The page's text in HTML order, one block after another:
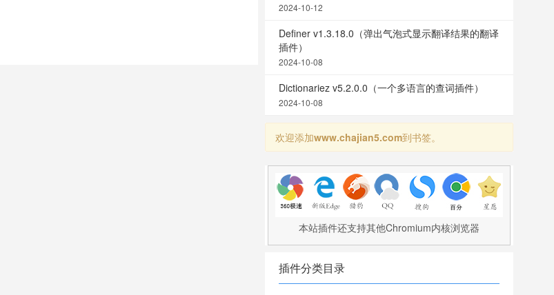
2024-10-12
Definer v1.3.18.0（弹出气泡式显示翻译结果的翻译
插件）
2024-10-08
Dictionariez v5.2.0.0（一个多语言的查词插件）
2024-10-08
欢迎添加www.chajian5.com到书签。
本站插件还支持其他Chromium内核浏览器
插件分类目录